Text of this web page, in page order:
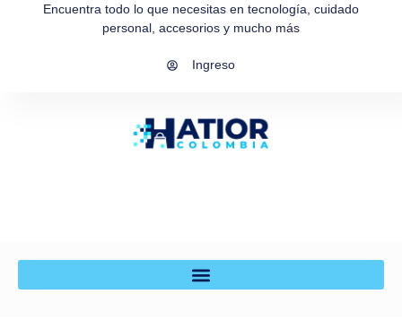
Encuentra todo lo que necesitas en tecnología, cuidado
personal, accesorios y mucho más
Ingreso